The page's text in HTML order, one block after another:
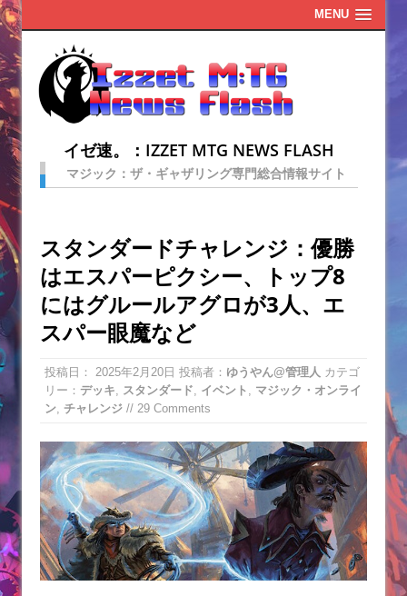
MENU
イゼ速。：IZZET MTG NEWS FLASH
マジック：ザ・ギャザリング専門総合情報サイト
スタンダードチャレンジ：優勝
はエスパーピクシー、トップ8
にはグルールアグロが3人、エ
スパー眼魔など
投稿日： 2025年2月20日 投稿者： ゆうやん@管理人 カテゴ
リー： デッキ スタンダード イベント
マジック・オンライ
ン チャレンジ // 29 Comments